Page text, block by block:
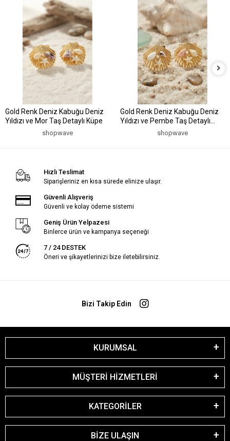
Gold Renk Deniz Kabuğu Deniz
Yıldızı ve Mor Taş Detaylı Küpe
shopwave
Gold Renk Deniz Kabuğu Deniz
Yıldızı ve Pembe Taş Detaylı
shopwave
Hızlı Teslimat
Siparişleriniz en kısa sürede elinize ulaşır.
Güvenli Alışveriş
Güvenli ve kolay ödeme sistemi
Geniş Ürün Yelpazesi
Binlerce ürün ve kampanya seçeneği
7 / 24 DESTEK
Öneri ve şikayetlerinizi bize iletebilirsiniz.
Bizi Takip Edin
KURUMSAL
MÜŞTERİ HİZMETLERİ
KATEGORİLER
BİZE ULAŞIN